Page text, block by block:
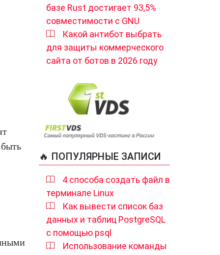
базе Rust достигает 93,5%
совместимости с GNU
Какой антибот выбрать
для защиты коммерческого
сайта от ботов в 2026 году
🔥 ПОПУЛЯРНЫЕ ЗАПИСИ
4 способа создать файл в
терминале Linux
Как вывести список баз
данных и таблиц PostgreSQL
с помощью psql
Использование команды